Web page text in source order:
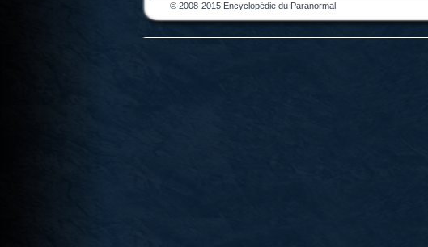
© 2008-2015 Encyclopédie du Paranormal